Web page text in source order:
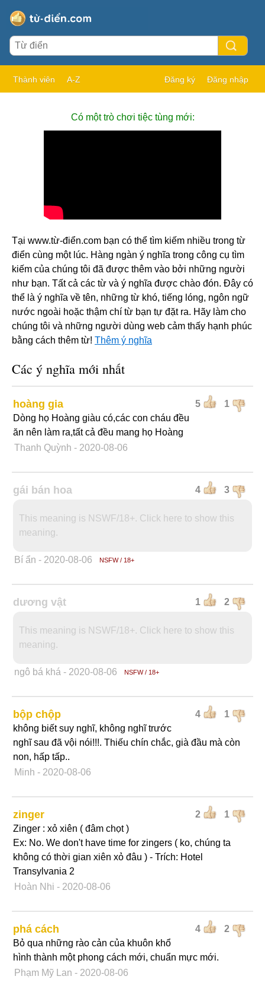
Thành viên A-Z Đăng ký Đăng nhập
Có một trò chơi tiệc tùng mới:
Tại www.từ-điển.com bạn có thể tìm kiếm nhiều trong từ
điển cùng một lúc. Hàng ngàn ý nghĩa trong công cụ tìm
kiếm của chúng tôi đã được thêm vào bởi những người
như bạn. Tất cả các từ và ý nghĩa được chào đón. Đây có
thể là ý nghĩa về tên, những từ khó, tiếng lóng, ngôn ngữ
nước ngoài hoặc thậm chí từ bạn tự đặt ra. Hãy làm cho
chúng tôi và những người dùng web cảm thấy hạnh phúc
bằng cách thêm từ! Thêm ý nghĩa
Các ý nghĩa mới nhất
5 1
hoàng gia
Dòng họ Hoàng giàu có,các con cháu đều
ăn nên làm ra,tất cả đều mang họ Hoàng
Thanh Quỳnh - 2020-08-06
4 3
gái bán hoa
This meaning is NSWF/18+. Click here to show this
meaning.
Bí ẩn - 2020-08-06 NSFW / 18+
1 2
dương vật
This meaning is NSWF/18+. Click here to show this
meaning.
ngô bá khá - 2020-08-06 NSFW / 18+
4 1
bộp chộp
không biết suy nghĩ, không nghĩ trước
nghĩ sau đã vội nói!!!. Thiếu chín chắc, già đầu mà còn
non, hấp tấp..
Minh - 2020-08-06
2 1
zinger
Zinger : xỏ xiên ( đâm chọt )
Ex: No. We don't have time for zingers ( ko, chúng ta
không có thời gian xiên xỏ đâu ) - Trích: Hotel
Transylvania 2
Hoàn Nhi - 2020-08-06
4 2
phá cách
Bỏ qua những rào cản của khuôn khổ
hình thành một phong cách mới, chuẩn mực mới.
Phạm Mỹ Lan - 2020-08-06